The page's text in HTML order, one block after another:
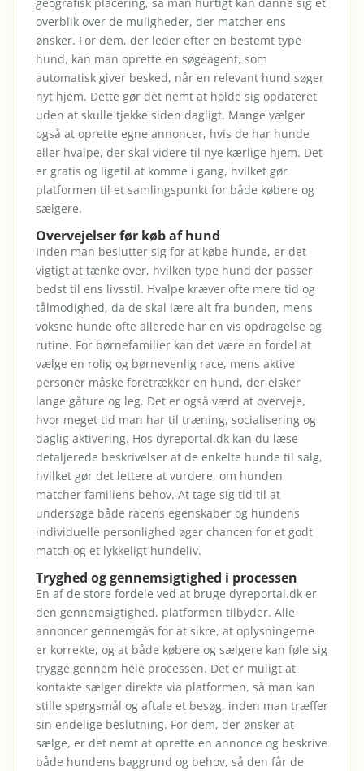
overblik over de muligheder, der matcher ens
ønsker. For dem, der leder efter en bestemt type
hund, kan man oprette en søgeagent, som
automatisk giver besked, når en relevant hund søger
nyt hjem. Dette gør det nemt at holde sig opdateret
uden at skulle tjekke siden dagligt. Mange vælger
også at oprette egne annoncer, hvis de har hunde
eller hvalpe, der skal videre til nye kærlige hjem. Det
er gratis og ligetil at komme i gang, hvilket gør
platformen til et samlingspunkt for både købere og
sælgere.
Overvejelser før køb af hund
Inden man beslutter sig for at købe hunde, er det
vigtigt at tænke over, hvilken type hund der passer
bedst til ens livsstil. Hvalpe kræver ofte mere tid og
tålmodighed, da de skal lære alt fra bunden, mens
voksne hunde ofte allerede har en vis opdragelse og
rutine. For børnefamilier kan det være en fordel at
vælge en rolig og børnevenlig race, mens aktive
personer måske foretrækker en hund, der elsker
lange gåture og leg. Det er også værd at overveje,
hvor meget tid man har til træning, socialisering og
daglig aktivering. Hos dyreportal.dk kan du læse
detaljerede beskrivelser af de enkelte hunde til salg,
hvilket gør det lettere at vurdere, om hunden
matcher familiens behov. At tage sig tid til at
undersøge både racens egenskaber og hundens
individuelle personlighed øger chancen for et godt
match og et lykkeligt hundeliv.
Tryghed og gennemsigtighed i processen
En af de store fordele ved at bruge dyreportal.dk er
den gennemsigtighed, platformen tilbyder. Alle
annoncer gennemgås for at sikre, at oplysningerne
er korrekte, og at både købere og sælgere kan føle sig
trygge gennem hele processen. Det er muligt at
kontakte sælger direkte via platformen, så man kan
stille spørgsmål og aftale et besøg, inden man træffer
sin endelige beslutning. For dem, der ønsker at
sælge, er det nemt at oprette en annonce og beskrive
både hundens baggrund og behov, så den får de